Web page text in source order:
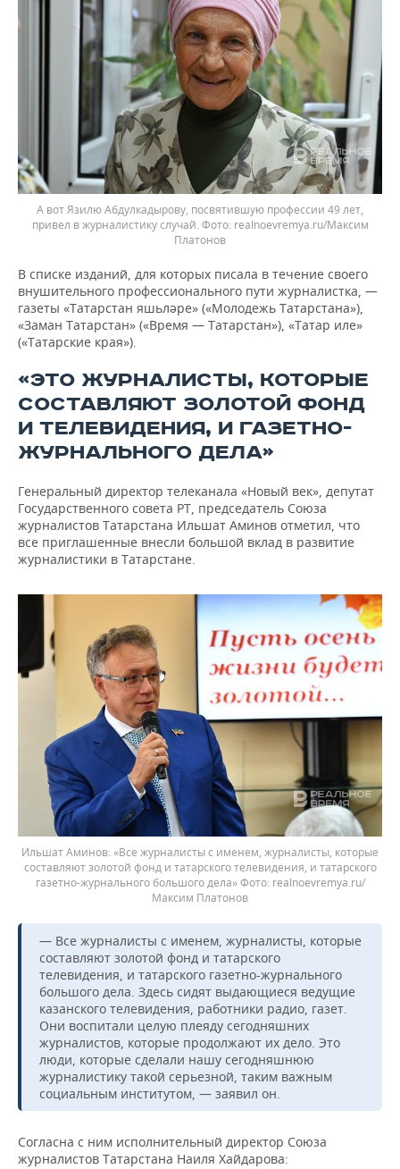
А вот Язилю Абдулкадырову, посвятившую профессии 49 лет,
привел в журналистику случай.
realnoevremya.ru/Максим
Платонов
В списке изданий, для которых писала в течение своего
внушительного профессионального пути журналистка, —
газеты «Татарстан яшьләре» («Молодежь Татарстана»),
«Заман Татарстан» («Время — Татарстан»), «Татар иле»
(«Татарские края»).
«ЭТО ЖУРНАЛИСТЫ, КОТОРЫЕ
СОСТАВЛЯЮТ ЗОЛОТОЙ ФОНД
И ТЕЛЕВИДЕНИЯ, И ГАЗЕТНО-
ЖУРНАЛЬНОГО ДЕЛА»
Генеральный директор телеканала «Новый век», депутат
Государственного совета РТ, председатель Союза
журналистов Татарстана Ильшат Аминов отметил, что
все приглашенные внесли большой вклад в развитие
журналистики в Татарстане.
Ильшат Аминов: «Все журналисты с именем, журналисты, которые
составляют золотой фонд и татарского телевидения, и татарского
газетно-журнального большого дела»
realnoevremya.ru/
Максим Платонов
— Все журналисты с именем, журналисты, которые
составляют золотой фонд и татарского
телевидения, и татарского газетно-журнального
большого дела. Здесь сидят выдающиеся ведущие
казанского телевидения, работники радио, газет.
Они воспитали целую плеяду сегодняшних
журналистов, которые продолжают их дело. Это
люди, которые сделали нашу сегодняшнюю
журналистику такой серьезной, таким важным
социальным институтом, — заявил он.
Согласна с ним исполнительный директор Союза
журналистов Татарстана Наиля Хайдарова: